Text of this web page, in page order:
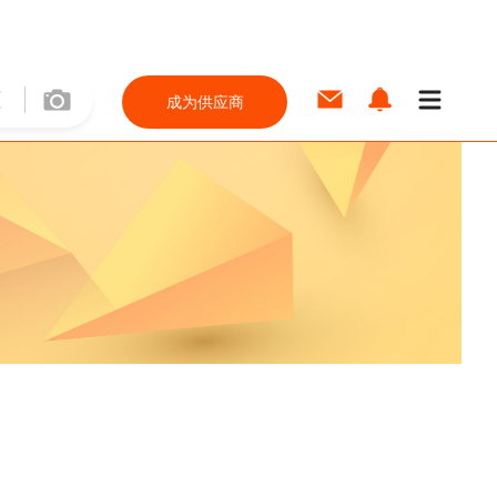
成为供应商